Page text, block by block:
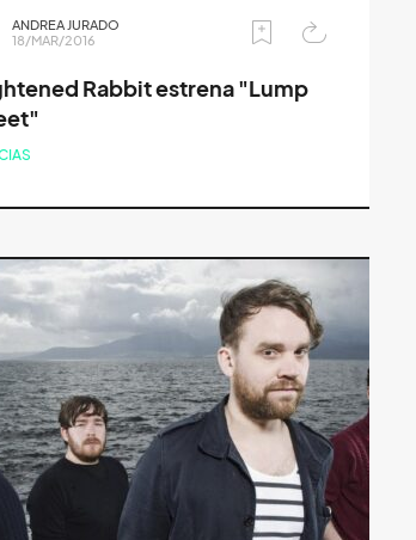
ANDREA JURADO
18/MAR/2016
Rabbit estrena "Lump